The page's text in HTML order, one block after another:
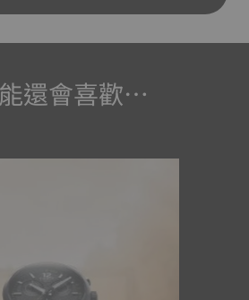
還會喜歡…